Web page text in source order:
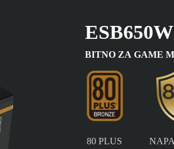
ESB650W
BITNO ZA GAME
80 PLUS